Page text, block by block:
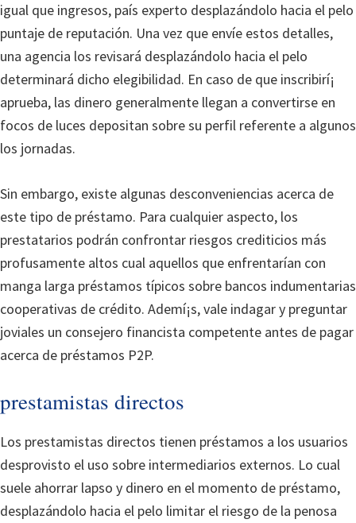
igual que ingresos, país experto desplazándolo hacia el pelo
puntaje de reputación. Una vez que envíe estos detalles,
una agencia los revisará desplazándolo hacia el pelo
determinará dicho elegibilidad. En caso de que inscribirí¡
aprueba, las dinero generalmente llegan a convertirse en
focos de luces depositan sobre su perfil referente a algunos
los jornadas.
Sin embargo, existe algunas desconveniencias acerca de
este tipo de préstamo. Para cualquier aspecto, los
prestatarios podrán confrontar riesgos crediticios más
profusamente altos cual aquellos que enfrentarían con
manga larga préstamos tí­picos sobre bancos indumentarias
cooperativas de crédito. Ademí¡s, vale indagar y preguntar
joviales un consejero financista competente antes de pagar
acerca de préstamos P2P.
prestamistas directos
Los prestamistas directos tienen préstamos a los usuarios
desprovisto el uso sobre intermediarios externos. Lo cual
suele ahorrar lapso y dinero en el momento de préstamo,
desplazándolo hacia el pelo limitar el riesgo de la penosa